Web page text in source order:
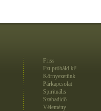
Friss
Ezt próbáld ki!
Környezetünk
Párkapcsolat
Spirituális
Szabadidő
Vélemény